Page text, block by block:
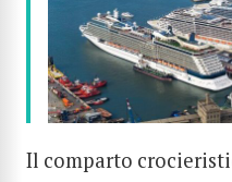
Il comparto